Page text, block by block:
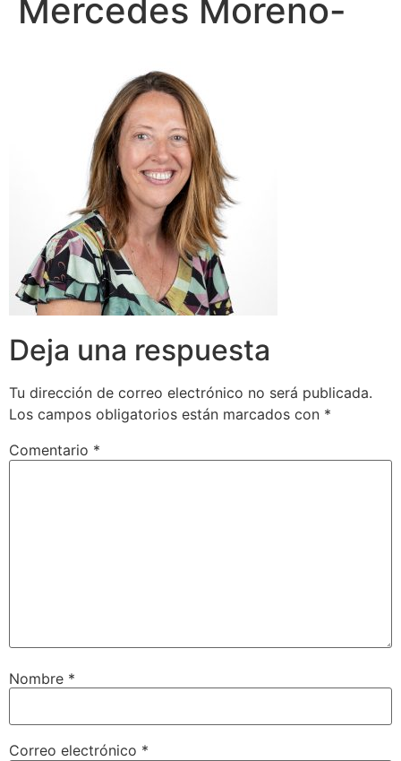
Mercedes Moreno-
Deja una respuesta
Tu dirección de correo electrónico no será publicada.
Los campos obligatorios están marcados con *
Comentario *
Nombre *
Correo electrónico *